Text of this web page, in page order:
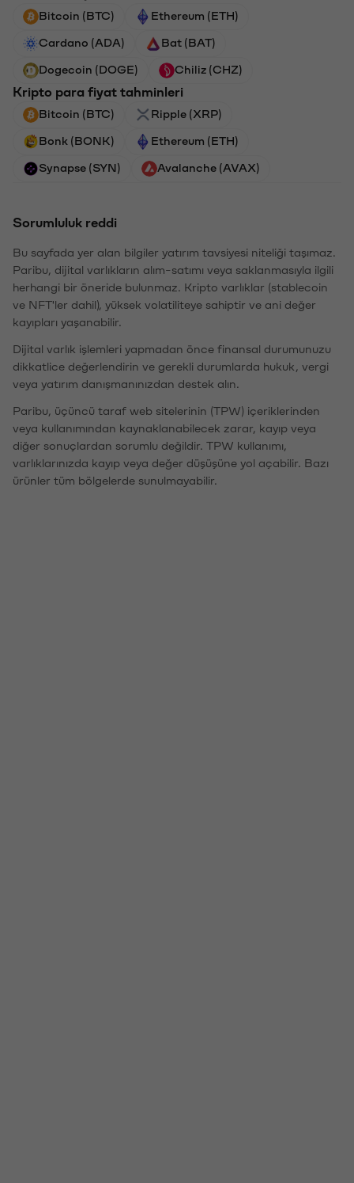
Bitcoin (BTC) Ethereum (ETH)
Cardano (ADA) Bat (BAT)
Dogecoin (DOGE) Chiliz (CHZ)
Kripto para fiyat tahminleri
Bitcoin (BTC) Ripple (XRP)
Bonk (BONK) Ethereum (ETH)
Synapse (SYN) Avalanche (AVAX)
Sorumluluk reddi
Bu sayfada yer alan bilgiler yatırım tavsiyesi niteliği taşımaz.
Paribu, dijital varlıkların alım-satımı veya saklanmasıyla ilgili
herhangi bir öneride bulunmaz. Kripto varlıklar (stablecoin
ve NFT'ler dahil), yüksek volatiliteye sahiptir ve ani değer
kayıpları yaşanabilir.
Dijital varlık işlemleri yapmadan önce finansal durumunuzu
dikkatlice değerlendirin ve gerekli durumlarda hukuk, vergi
veya yatırım danışmanınızdan destek alın.
Paribu, üçüncü taraf web sitelerinin (TPW) içeriklerinden
veya kullanımından kaynaklanabilecek zarar, kayıp veya
diğer sonuçlardan sorumlu değildir. TPW kullanımı,
varlıklarınızda kayıp veya değer düşüşüne yol açabilir. Bazı
ürünler tüm bölgelerde sunulmayabilir.